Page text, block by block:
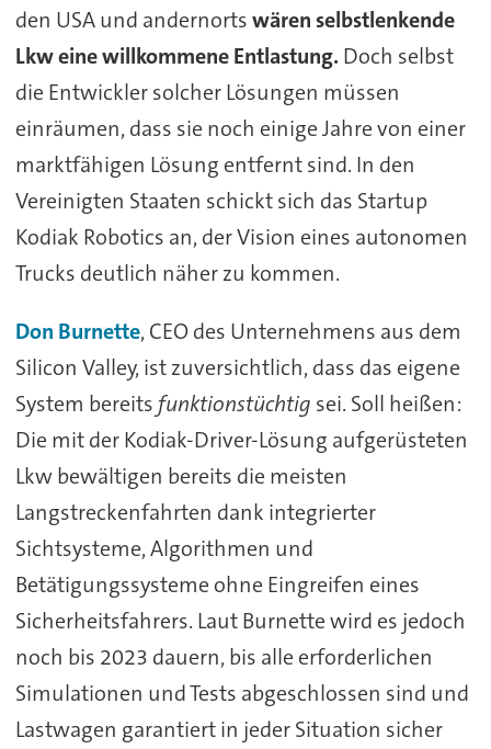
den USA und andernortswären selbstlenkende
Lkw eine willkommene Entlastung. Doch selbst
die Entwickler solcher Lösungen müssen
einräumen, dass sie noch einige Jahre von einer
marktfähigen Lösung entfernt sind. In den
Vereinigten Staaten schickt sich das Startup
Kodiak Robotics an, der Vision eines autonomen
Trucks deutlich näher zu kommen.
Don Burnette, CEO des Unternehmens aus dem
Silicon Valley, ist zuversichtlich, dass das eigene
System bereits funktionstüchtig sei. Soll heißen:
Die mit der Kodiak-Driver-Lösung aufgerüsteten
Lkw bewältigen bereits die meisten
Langstreckenfahrten dank integrierter
Sichtsysteme, Algorithmen und
Betätigungssysteme ohne Eingreifen eines
Sicherheitsfahrers. Laut Burnette wird es jedoch
noch bis 2023 dauern, bis alle erforderlichen
Simulationen und Tests abgeschlossen sind und
Lastwagen garantiert in jeder Situation sicher